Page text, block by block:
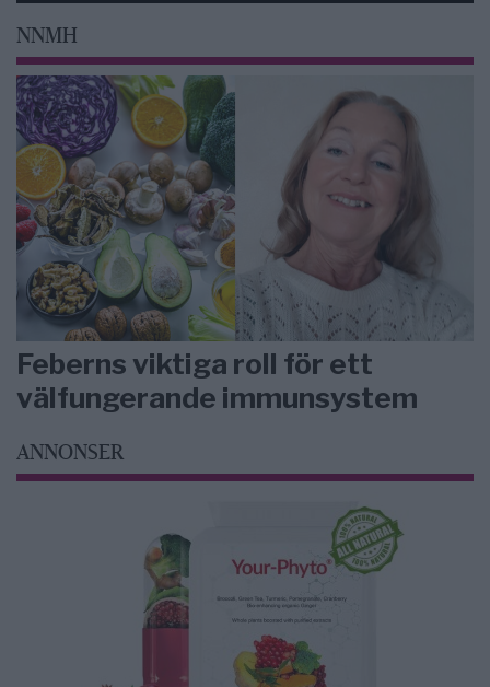
NNMH
Feberns viktiga roll för ett
välfungerande immunsystem
ANNONSER